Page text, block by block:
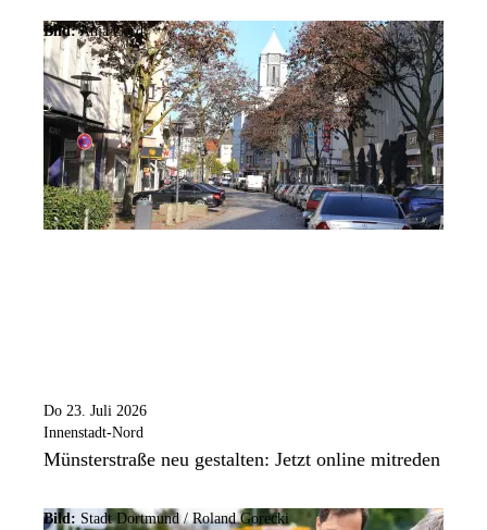
Bild: Anja Cord
Do 23. Juli 2026
Innenstadt-Nord
Münsterstraße neu gestalten: Jetzt online mitreden
Bild: Stadt Dortmund / Roland Gorecki